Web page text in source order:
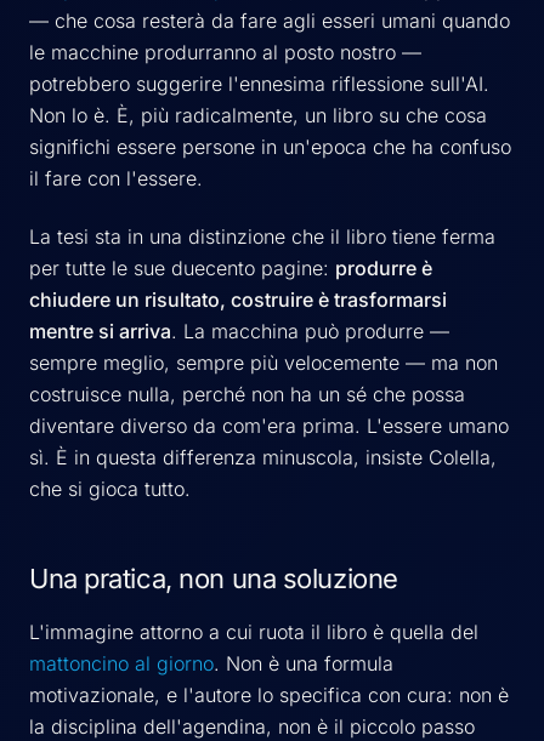
— che cosa resterà da fare agli esseri umani quando
le macchine produrranno al posto nostro —
potrebbero suggerire l'ennesima riflessione sull'AI.
Non lo è. È, più radicalmente, un libro su che cosa
significhi essere persone in un'epoca che ha confuso
il fare con l'essere.
La tesi sta in una distinzione che il libro tiene ferma
per tutte le sue duecento pagine: produrre è
chiudere un risultato, costruire è trasformarsi
mentre si arriva. La macchina può produrre —
sempre meglio, sempre più velocemente — ma non
costruisce nulla, perché non ha un sé che possa
diventare diverso da com'era prima. L'essere umano
sì. È in questa differenza minuscola, insiste Colella,
che si gioca tutto.
Una pratica, non una soluzione
L'immagine attorno a cui ruota il libro è quella del
mattoncino al giorno. Non è una formula
motivazionale, e l'autore lo specifica con cura: non è
la disciplina dell'agendina, non è il piccolo passo